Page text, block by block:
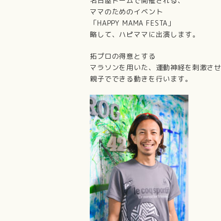
ママのためのイベント
「HAPPY MAMA FESTA」
略して、ハピママに出演します。
拓プロの得意とする
マラソンを用いた、運動神経を刺激さ
親子でできる動きを行います。